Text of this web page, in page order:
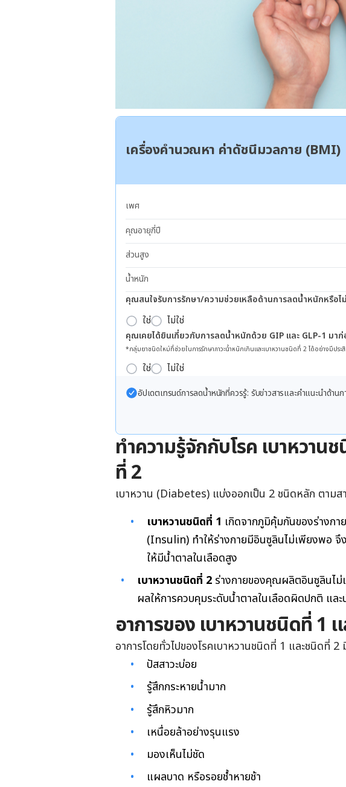
เครื่องคำนวณหา ค่าดัชนีมวลกาย (BMI)
เพศ
คุณอายุกี่ปี
ส่วนสูง
น้ำหนัก
คุณสนใจรับการรักษา/ความช่วยเหลือด้านการลดน้ำหนักหรือไม่
ใช่ ไม่ใช่
คุณเคยได้ยินเกี่ยวกับการลดน้ำหนักด้วย GIP และ GLP-1 มาก่
*กลุ่มยาชนิดใหม่ที่ช่วยในการรักษาภาวะน้ำหนักเกินและเบาหวานชนิดที่ 2 ได้อย่างมีประ
ใช่ ไม่ใช่
อัปเดตเทรนด์การลดน้ำหนักที่ควรรู้: รับข่าวสารและคำแนะนำด้า
ทำความรู้จักกับโรค เบาหวาน
ที่ 2
เบาหวาน (Diabetes) แบ่งออกเป็น 2 ชนิดหลัก ตามส
เบาหวานชนิดที่ 1 เกิดจากภูมิคุ้มกันของร่างกา
(Insulin) ทำให้ร่างกายมีอินซูลินไม่เพียงพอ จึ
ให้มีน้ำตาลในเลือดสูง
เบาหวานชนิดที่ 2 ร่างกายของคุณผลิตอินซูลินไ
ผลให้การควบคุมระดับน้ำตาลในเลือดผิดปกติ และ
อาการของ เบาหวานชนิดที่ 1
อาการโดยทั่วไปของโรคเบาหวานชนิดที่ 1 และชนิดที่ 2
ปัสสาวะบ่อย
รู้สึกกระหายน้ำมาก
รู้สึกหิวมาก
เหนื่อยล้าอย่างรุนแรง
มองเห็นไม่ชัด
แผลบาด หรือรอยช้ำหายช้า